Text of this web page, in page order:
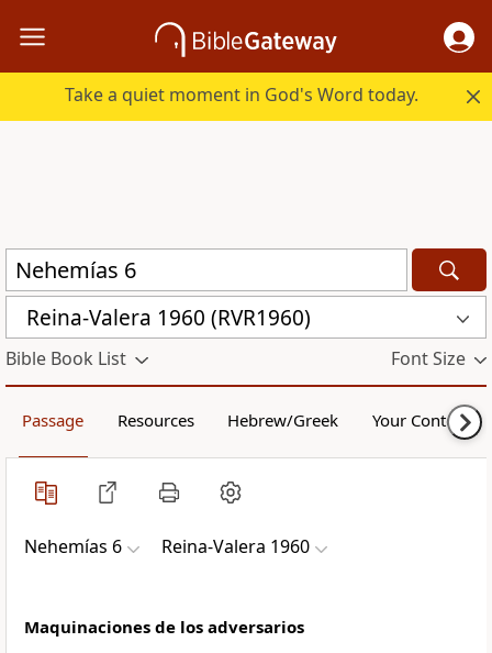
Take a quiet moment in God's Word today.
Reina-Valera 1960 (RVR1960)
Bible Book List Font Size
Passage Resources Hebrew/Greek Your Content
Nehemías 6 Reina-Valera 1960
Maquinaciones de los adversarios